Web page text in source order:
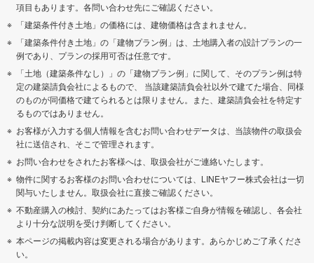
項目もあります。各問い合わせ先にご確認ください。
「建築条件付き土地」の価格には、建物価格は含まれません。
「建築条件付き土地」の「建物プラン例」は、土地購入者の設計プランの一
例であり、プランの採用可否は任意です。
「土地（建築条件なし）」の「建物プラン例」に関して、そのプラン例は特
定の建築請負会社によるもので、 当該建築請負会社以外で建てた場合、同様
のものが同価格で建てられるとは限りません。また、建築請負会社を特定す
るものではありません。
お客様が入力する個人情報を含むお問い合わせデータは、当該物件の取扱会
社に送信され、そこで管理されます。
お問い合わせをされたお客様へは、取扱会社がご連絡いたします。
物件に関するお客様のお問い合わせについては、LINEヤフー株式会社は一切
関与いたしません。取扱会社に直接ご確認ください。
不動産購入の検討、契約にあたってはお客様ご自身が情報を確認し、各会社
より十分な説明を受け判断してください。
本ページの掲載内容は変更される場合があります。あらかじめご了承くださ
い。